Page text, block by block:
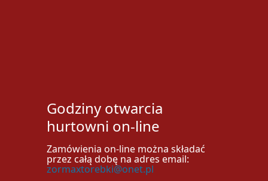
Godziny otwarcia
hurtowni on-line
Zamówienia on-line można składać
przez całą dobę na adres email:
zormaxtorebki@onet.pl